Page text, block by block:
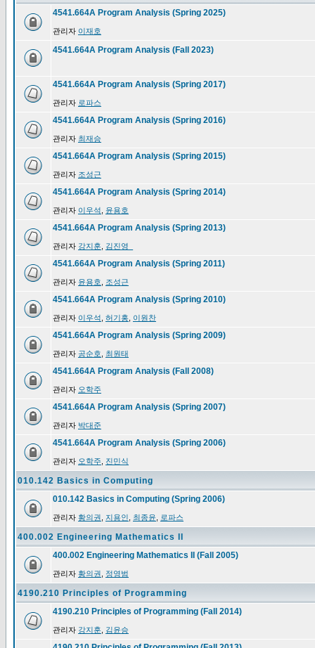
4541.664A Program Analysis (Spring 2025)
관리자 이재호
4541.664A Program Analysis (Fall 2023)
4541.664A Program Analysis (Spring 2017)
관리자 로파스
4541.664A Program Analysis (Spring 2016)
관리자 최재승
4541.664A Program Analysis (Spring 2015)
관리자 조성근
4541.664A Program Analysis (Spring 2014)
관리자 이우석 윤용호
4541.664A Program Analysis (Spring 2013)
관리자 강지훈 김진영_
4541.664A Program Analysis (Spring 2011)
관리자 윤용호 조성근
4541.664A Program Analysis (Spring 2010)
관리자 이우석 허기홍 이원찬
4541.664A Program Analysis (Spring 2009)
관리자 공순호 최원태
4541.664A Program Analysis (Fall 2008)
관리자 오학주
4541.664A Program Analysis (Spring 2007)
관리자 박대준
4541.664A Program Analysis (Spring 2006)
관리자 오학주 진민식
010.142 Basics in Computing
010.142 Basics in Computing (Spring 2006)
관리자 황의권 지용인 최종윤 로파스
400.002 Engineering Mathematics II
400.002 Engineering Mathematics II (Fall 2005)
관리자 황의권 정영범
4190.210 Principles of Programming
4190.210 Principles of Programming (Fall 2014)
관리자 강지훈 김윤승